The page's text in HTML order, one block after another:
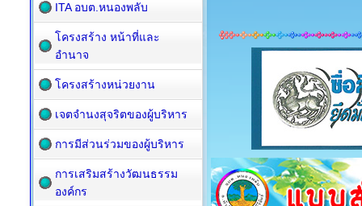
ITA อบต.หนองพลับ
โครงสร้าง หน้าที่และ
อำนาจ
โครงสร้างหน่วยงาน
เจตจำนงสุจริตของผู้บริหาร
การมีส่วนร่วมของผู้บริหาร
การเสริมสร้างวัฒนธรรม
องค์กร